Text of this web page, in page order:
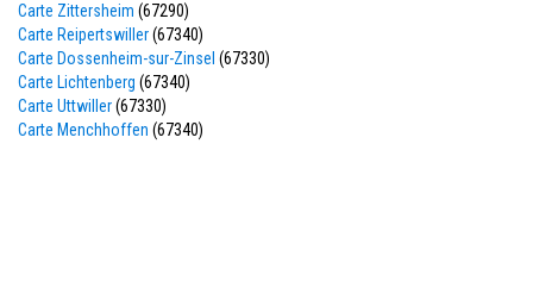
Carte Zittersheim (67290)
Carte Reipertswiller(67340)
Carte Dossenheim-sur-Zinsel (67330)
Carte Lichtenberg (67340)
Carte Uttwiller(67330)
Carte Menchhoffen (67340)